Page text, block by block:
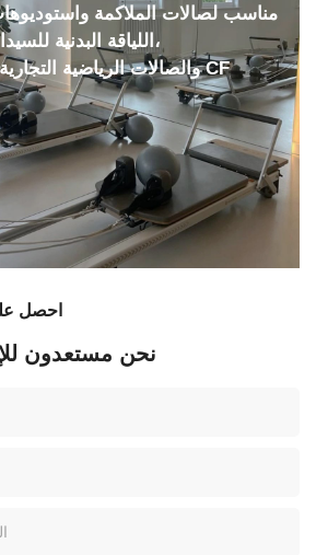
مناسب لصالات الملاكمة
اللياقة البدنية للسيدات،
والصالات الرياضية التجارية مع منصات CF
احصل
نحن مستعدون